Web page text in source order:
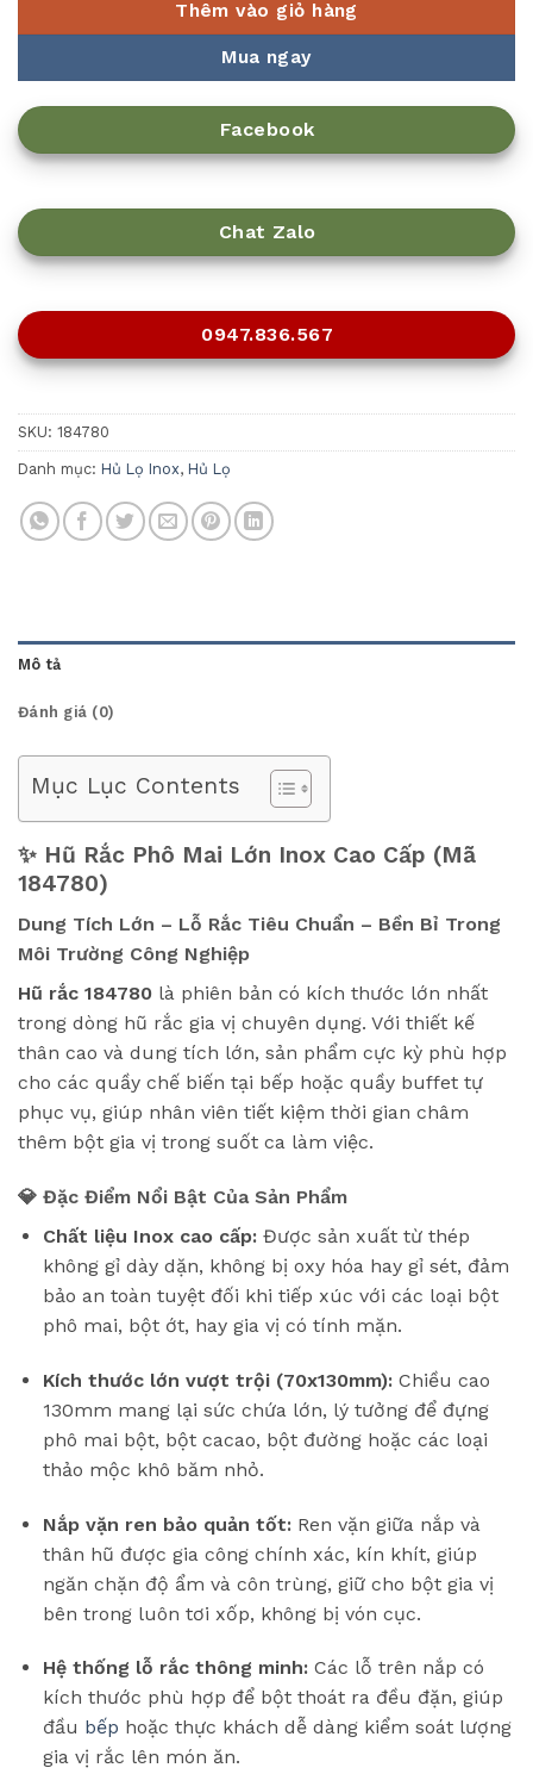
Thêm vào giỏ hàng
Mua ngay
Facebook
Chat Zalo
0947.836.567
SKU: 184780
Danh mục: Hủ Lọ Inox, Hủ Lọ
Mô tả
Đánh giá (0)
Mục Lục Contents
✨ Hũ Rắc Phô Mai Lớn Inox Cao Cấp (Mã
184780)
Dung Tích Lớn – Lỗ Rắc Tiêu Chuẩn – Bền Bỉ Trong
Môi Trường Công Nghiệp
Hũ rắc 184780 là phiên bản có kích thước lớn nhất
trong dòng hũ rắc gia vị chuyên dụng. Với thiết kế
thân cao và dung tích lớn, sản phẩm cực kỳ phù hợp
cho các quầy chế biến tại bếp hoặc quầy buffet tự
phục vụ, giúp nhân viên tiết kiệm thời gian châm
thêm bột gia vị trong suốt ca làm việc.
💎 Đặc Điểm Nổi Bật Của Sản Phẩm
Chất liệu Inox cao cấp:Được sản xuất từ thép
không gỉ dày dặn, không bị oxy hóa hay gỉ sét, đảm
bảo an toàn tuyệt đối khi tiếp xúc với các loại bột
phô mai, bột ớt, hay gia vị có tính mặn.
Kích thước lớn vượt trội (70x130mm):Chiều cao
130mm mang lại sức chứa lớn, lý tưởng để đựng
phô mai bột, bột cacao, bột đường hoặc các loại
thảo mộc khô băm nhỏ.
Nắp vặn ren bảo quản tốt:Ren vặn giữa nắp và
thân hũ được gia công chính xác, kín khít, giúp
ngăn chặn độ ẩm và côn trùng, giữ cho bột gia vị
bên trong luôn tơi xốp, không bị vón cục.
Hệ thống lỗ rắc thông minh:Các lỗ trên nắp có
kích thước phù hợp để bột thoát ra đều đặn, giúp
đầu bếp hoặc thực khách dễ dàng kiểm soát lượng
gia vị rắc lên món ăn.